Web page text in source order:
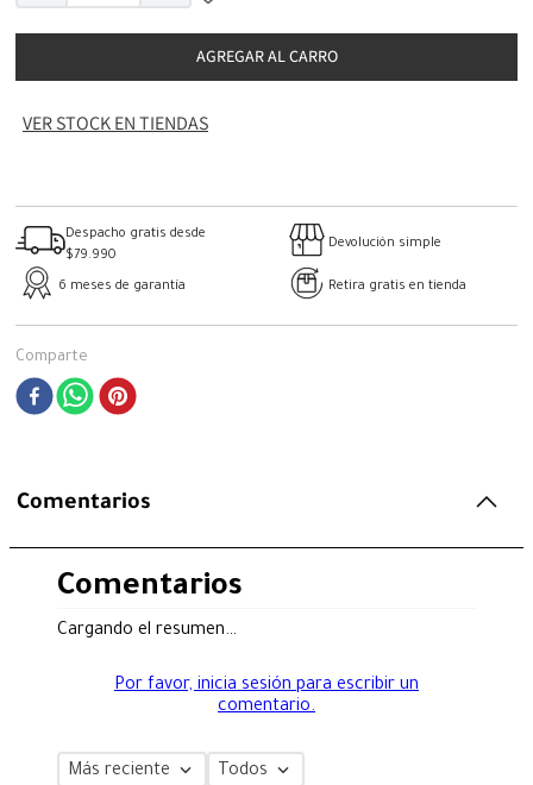
AGREGAR AL CARRO
VER STOCK EN TIENDAS
Despacho gratis desde
$79.990
Devolución simple
6 meses de garantía Retira gratis en tienda
Comparte
Comentarios
Comentarios
Cargando el resumen…
Por favor, inicia sesión para escribir un
comentario.
Más reciente Todos